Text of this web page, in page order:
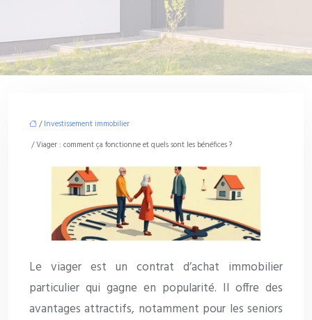
/Investissement immobilier
/ Viager : comment ça fonctionne et quels sont les bénéfices ?
Le viager est un contrat d’achat immobilier
particulier qui gagne en popularité. Il offre des
avantages attractifs, notamment pour les seniors